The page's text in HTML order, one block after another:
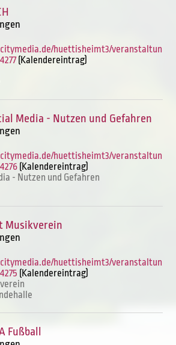
huettisheimt3/veranstaltun
(Kalendereintrag)
Media - Nutzen und Gefahren
huettisheimt3/veranstaltun
(Kalendereintrag)
- Nutzen und Gefahren
Musikverein
huettisheimt3/veranstaltun
(Kalendereintrag)
Fußball